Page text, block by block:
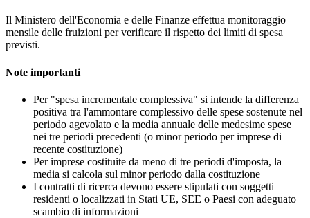
Il Ministero dell'Economia e delle Finanze effettua monitoraggio
mensile delle fruizioni per verificare il rispetto dei limiti di spesa
previsti.
Note importanti
Per "spesa incrementale complessiva" si intende la differenza
positiva tra l'ammontare complessivo delle spese sostenute nel
periodo agevolato e la media annuale delle medesime spese
nei tre periodi precedenti (o minor periodo per imprese di
recente costituzione)
Per imprese costituite da meno di tre periodi d'imposta, la
media si calcola sul minor periodo dalla costituzione
I contratti di ricerca devono essere stipulati con soggetti
residenti o localizzati in Stati UE, SEE o Paesi con adeguato
scambio di informazioni